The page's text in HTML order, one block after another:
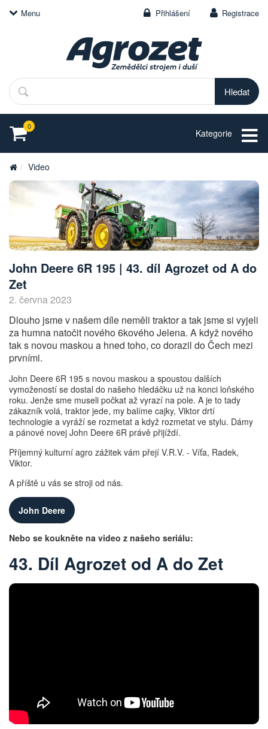
Menu Přihlášení Registrace
Hledat
0
Kategorie
Video
John Deere 6R 195 | 43. díl Agrozet od A do
Zet
2. června 2023
Dlouho jsme v našem díle neměli traktor a tak jsme si vyjeli
za humna natočit nového 6kového Jelena. A když nového
tak s novou maskou a hned toho, co dorazil do Čech mezi
prvními.
John Deere 6R 195 s novou maskou a spoustou dalších
vymožeností se dostal do našeho hledáčku už na konci loňského
roku. Jenže sme museli počkat až vyrazí na pole. A je to tady
zákazník volá, traktor jede, my balíme cajky, Viktor drtí
technologie a vyráží se rozmetat a když rozmetat ve stylu. Dámy
a pánové novej John Deere 6R právě přijíždí.
Příjemný kulturní agro zážitek vám přejí V.R.V. - Víťa, Radek,
Viktor.
A příště u vás se stroji od nás.
John Deere
Nebo se koukněte na video z našeho seriálu:
43. Díl Agrozet od A do Zet